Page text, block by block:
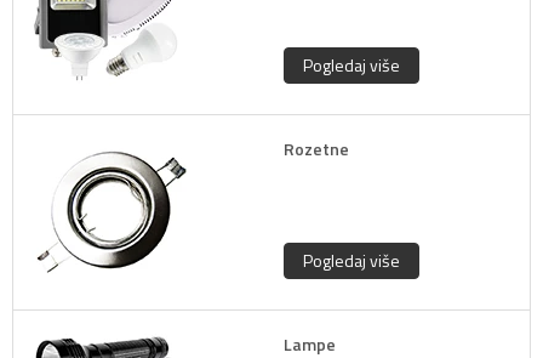
Pogledaj više
Rozetne
Pogledaj više
Lampe